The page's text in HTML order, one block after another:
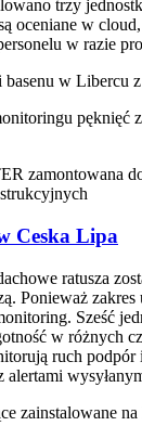
trzy
oceniane w
w razie
Ceska Lipa
ratusza
Ponieważ zakres
Sześć
w różnych
ruch podpór
alertami